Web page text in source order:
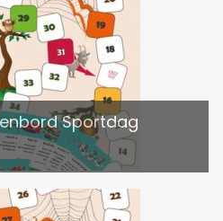
Sportdag